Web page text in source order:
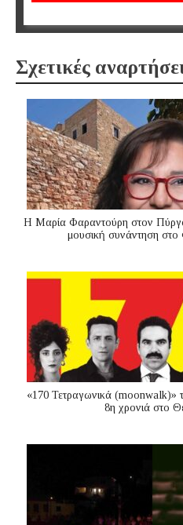
Σχετικές
Η Μαρία Φαραντούρη στον
μουσική συνάντηση
«170 Τετραγωνικά (moonwalk)»
8η χρονιά στο